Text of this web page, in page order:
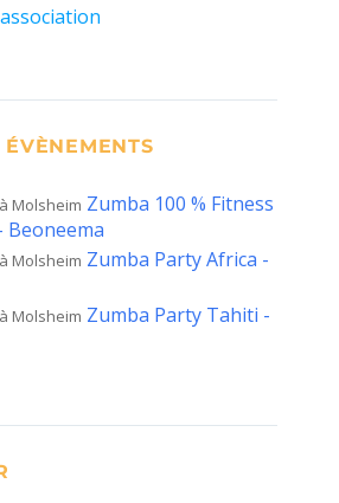
Molsheim Zumba 100 % Fitness
Beoneema
Molsheim Zumba Party Africa -
Molsheim Zumba Party Tahiti -